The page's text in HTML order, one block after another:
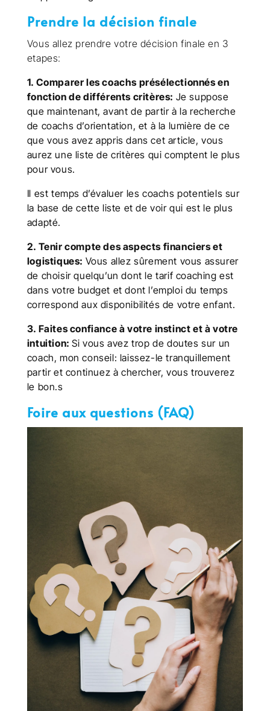
Prendre la décision finale
Vous allez prendre votre décision finale en 3
etapes:
1. Comparer les coachs présélectionnés en
fonction de différents critères: Je suppose
que maintenant, avant de partir à la recherche
de coachs d’orientation, et à la lumière de ce
que vous avez appris dans cet article, vous
aurez une liste de critères qui comptent le plus
pour vous.
Il est temps d’évaluer les coachs potentiels sur
la base de cette liste et de voir qui est le plus
adapté.
2. Tenir compte des aspects financiers et
logistiques: Vous allez sûrement vous assurer
de choisir quelqu’un dont letarif coaching est
dans votre budget et dont l’emploi du temps
correspond aux disponibilités de votre enfant.
3. Faites confiance à votre instinct et à votre
intuition:Si vous avez trop de doutes sur un
coach, mon conseil: laissez-le tranquillement
partir et continuez à chercher, vous trouverez
le bon.s
Foire aux questions (FAQ)